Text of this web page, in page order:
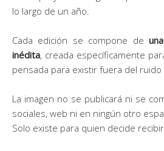
lo largo de un año.
Cada edición se compone de
inédita, creada específicamente
pensada para existir fuera del ruido
La imagen no se publicará ni se
sociales, web ni en ningún otro
Solo existe para quien decide